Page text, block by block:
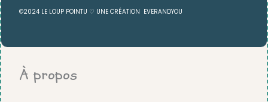
©2024 LE LOUP POINTU ♡ UNE CRÉATION EVERANDYOU
À propos